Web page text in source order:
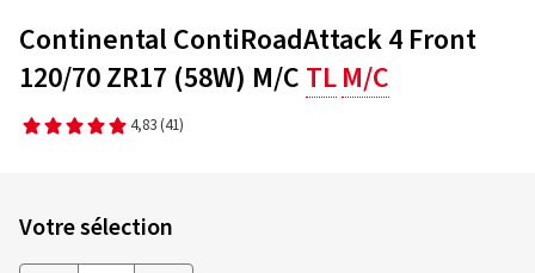
Continental ContiRoadAttack 4 Front
120/70 ZR17 (58W) M/C TLM/C
4,83 (41)
Votre sélection